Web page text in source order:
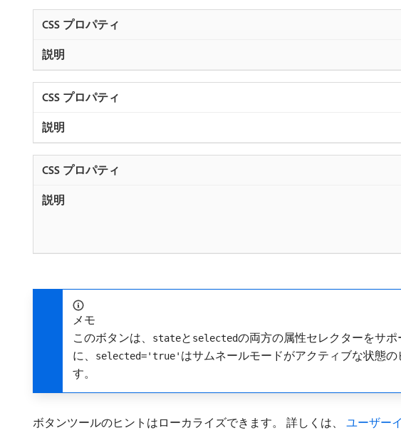
メモ
このボタンは、
stateと selectedの両方の属性セレクターをサ
に、
selected='true' はサムネールモードがアクティブな状態の
す。
ボタンツールのヒントはローカライズできます。 詳しくは、 ユーザー